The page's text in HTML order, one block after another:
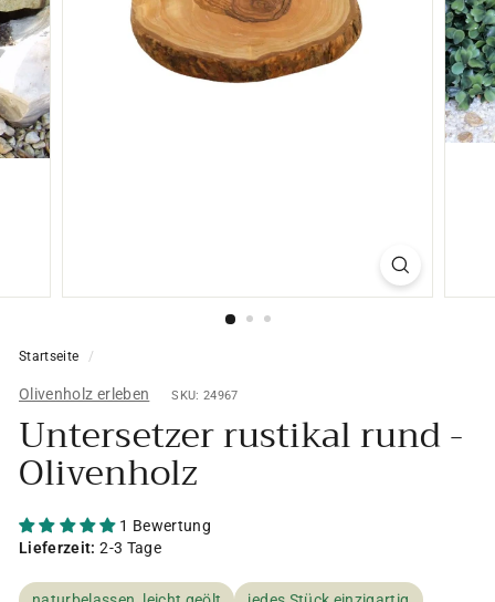
Startseite /
Olivenholz erleben SKU: 24967
Untersetzer rustikal rund -
Olivenholz
1 Bewertung
Lieferzeit: 2-3 Tage